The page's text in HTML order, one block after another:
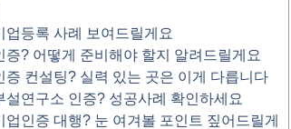
업등록 사례 보여드릴게요
증? 어떻게 준비해야 할지 알려드릴게요
증 컨설팅? 실력 있는 곳은 이게 다릅니다
설연구소 인증? 성공사례 확인하세요
업인증 대행? 눈 여겨볼 포인트 짚어드릴게